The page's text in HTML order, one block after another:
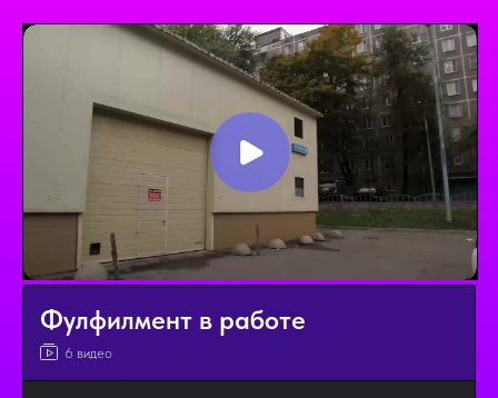
Фулфилмент в работе
6 видео